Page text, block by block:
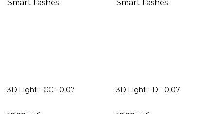
3D Light - CC - 0.07 3D Light - D - 0.07